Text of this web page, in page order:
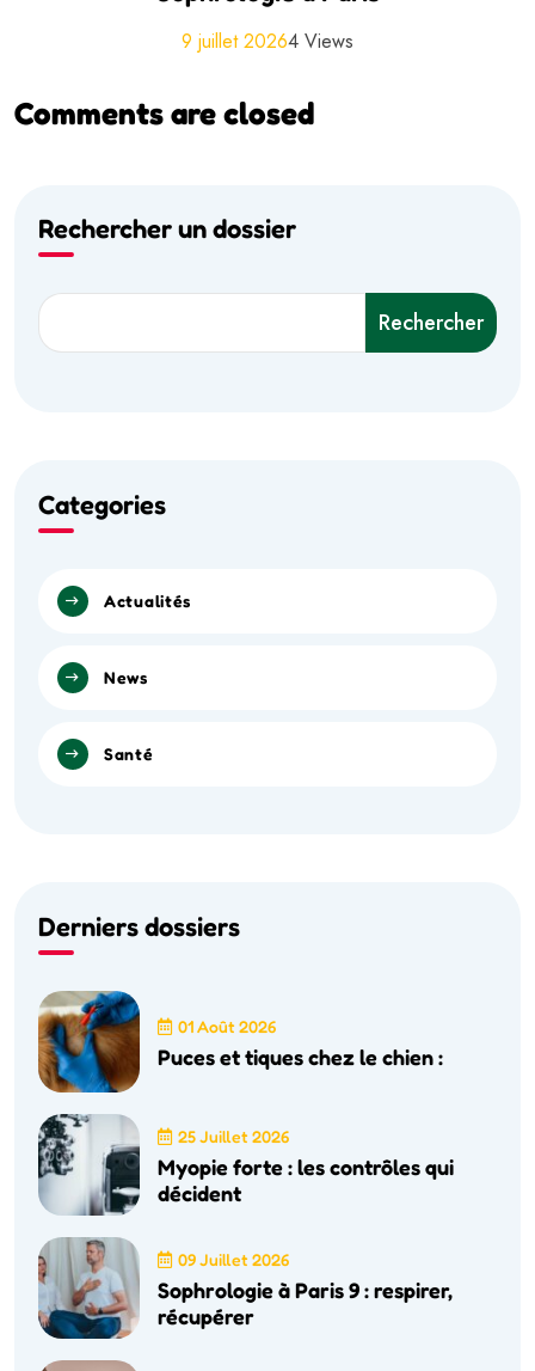
9 juillet 20264 Views
Comments are closed
Rechercher un dossier
Rechercher
Categories
Actualités
News
Santé
Derniers dossiers
01 Août 2026
Puces et tiques chez le chien :
25 Juillet 2026
Myopie forte : les contrôles qui
décident
09 Juillet 2026
Sophrologie à Paris 9 : respirer,
récupérer